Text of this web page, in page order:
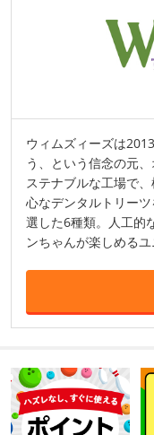
ウィムズィーズは
う、という信念の元
ステナブルな工場で
心なデンタルトリー
選した6種類。人工的
ンちゃんが楽しめる